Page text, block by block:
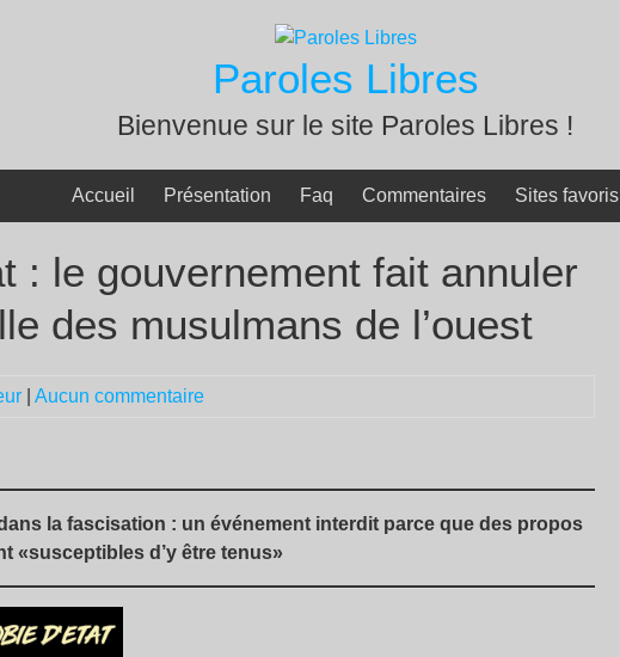
Paroles Libres
Bienvenue sur le site Paroles Libres !
Accueil Présentation Faq Commentaires Sites favoris
: le gouvernement fait annuler
des musulmans de l’ouest
Aucun commentaire
la fascisation : un événement interdit parce que des propos
«susceptibles d’y être tenus»